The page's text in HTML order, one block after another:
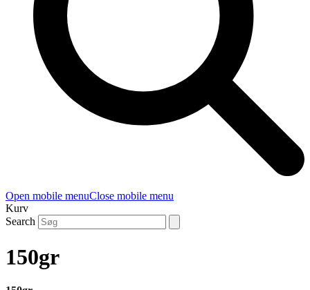
Open mobile menuClose mobile menu
Kurv
Search
150gr